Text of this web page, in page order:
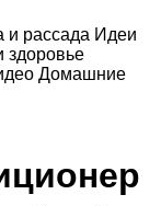
и рассада Идеи
здоровье
Домашние